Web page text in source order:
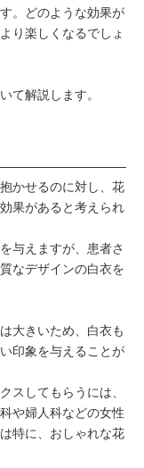
。どのような効果が
り楽しくなるでしょ
て解説します。
かせるのに対し、花
果があると考えられ
与えますが、患者さ
なデザインの白衣を
大きいため、白衣も
印象を与えることが
スしてもらうには、
や婦人科などの女性
特に、おしゃれな花